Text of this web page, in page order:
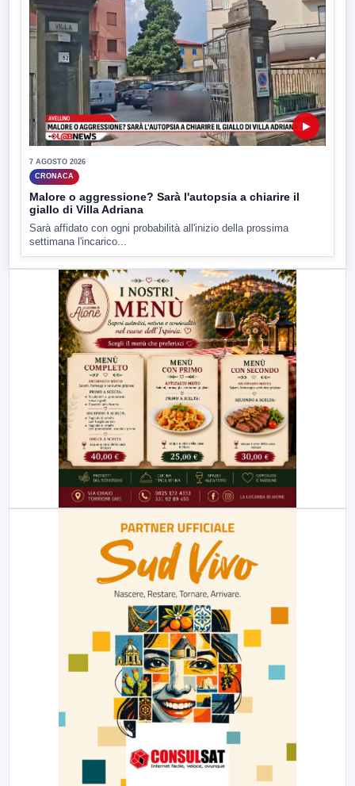
▶
7 AGOSTO 2026
CRONACA
Malore o aggressione? Sarà l'autopsia a chiarire il
giallo di Villa Adriana
Sarà affidato con ogni probabilità all'inizio della prossima
settimana l'incarico...